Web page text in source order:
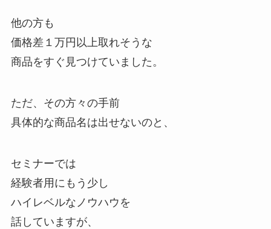
他の方も
価格差１万円以上取れそうな
商品をすぐ見つけていました。
ただ、その方々の手前
具体的な商品名は出せないのと、
セミナーでは
経験者用にもう少し
ハイレベルなノウハウを
話していますが、